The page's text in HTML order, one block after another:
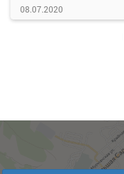
08.07.2020